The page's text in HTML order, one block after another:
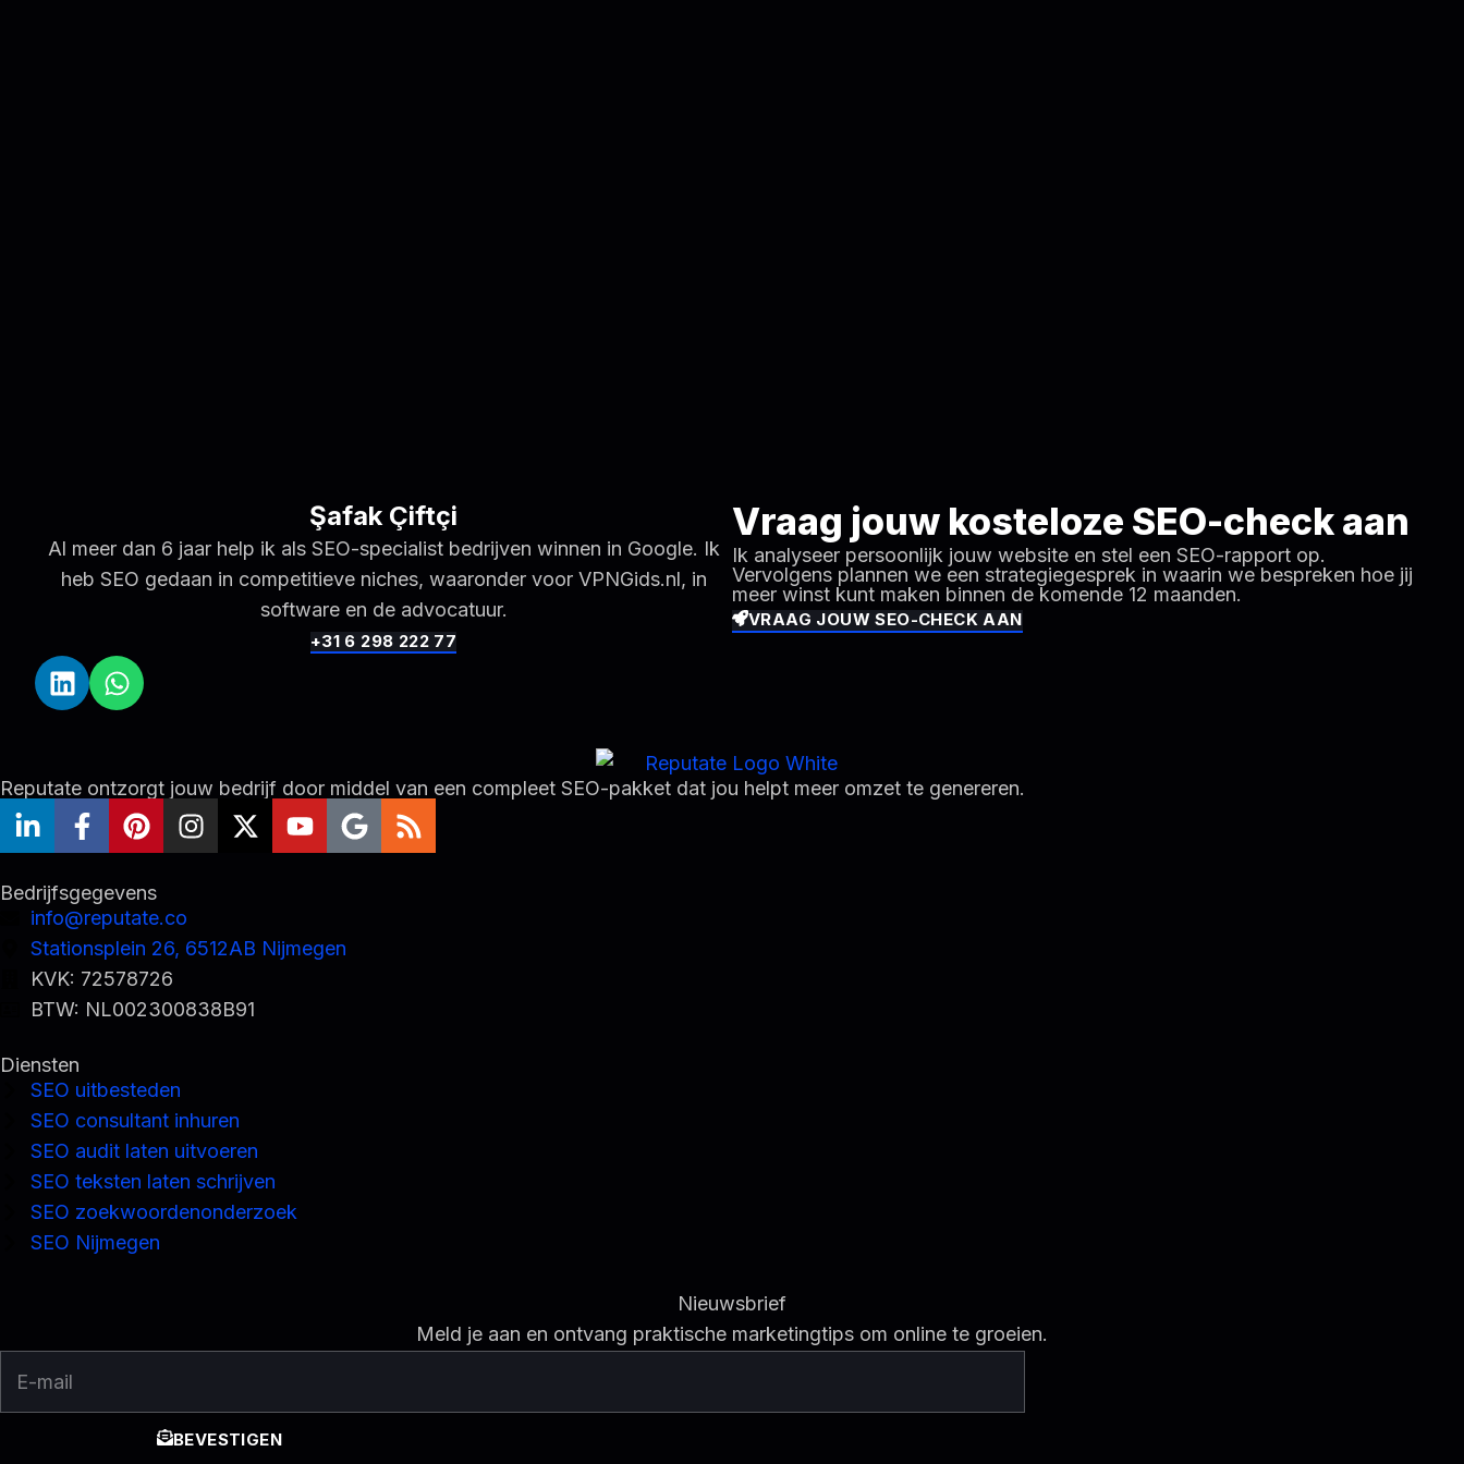
Şafak Çiftçi
Al meer dan 6 jaar help ik als SEO-specialist bedrijven winnen in Google. Ik
heb SEO gedaan in competitieve niches, waaronder voor VPNGids.nl, in
software en de advocatuur.
+31 6 298 222 77
L
i
e
d
n
W
h
s
a
p
p
Vraag jouw kosteloze SEO-checkaan
Ik analyseer persoonlijk jouw website en stel een SEO-rapport op.
Vervolgens plannen we een strategiegesprek in waarin we bespreken hoe jij
meer winst kunt maken binnen de komende 12 maanden.
VRAAG JOUW SEO-CHECK AAN
Reputate ontzorgt jouw bedrijf door middel van een compleet SEO-pakket dat jou helpt meer omzet te genereren.
i
k
e
d
n
i
n
F
a
e
b
o
o
k
P
i
t
e
r
e
s
I
n
g
a
X
-
t
e
Y
o
b
G
o
R
s
Bedrijfsgegevens
info@reputate.co
Stationsplein 26, 6512AB Nijmegen
KVK: 72578726
BTW: NL002300838B91
Diensten
SEO uitbesteden
SEO consultant inhuren
SEO audit laten uitvoeren
SEO teksten laten schrijven
SEO zoekwoordenonderzoek
SEO Nijmegen
Nieuwsbrief
Meld je aan en ontvang praktische marketingtips om online te groeien.
E-
MAIL
BEVESTIGEN